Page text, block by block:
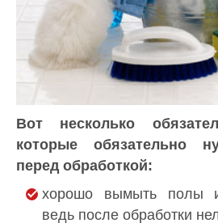
Вот несколько
которые обязательно
перед обработкой:
хорошо вымыть полы
ведь после обработки